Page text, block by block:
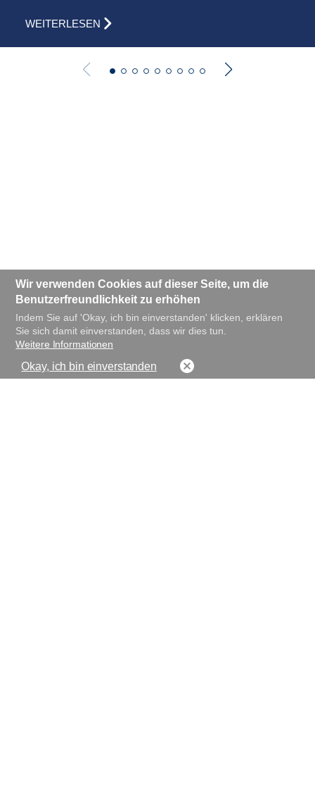
WEITERLESEN
Wir verwenden Cookies auf dieser Seite, um die
Benutzerfreundlichkeit zu erhöhen
Indem Sie auf 'Okay, ich bin einverstanden' klicken, erklären
Sie sich damit einverstanden, dass wir dies tun.
Weitere Informationen
Okay, ich bin einverstanden